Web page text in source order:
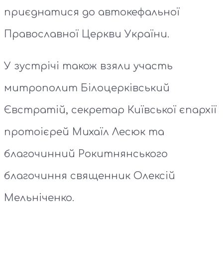
приєднатися до автокефальної
Православної Церкви України.
У зустрічі також взяли участь
митрополит Білоцерківський
Євстратій, секретар Київської єпархії
протоієрей Михаїл Лесюк та
благочинний Рокитнянського
благочиння священник Олексій
Мельніченко.